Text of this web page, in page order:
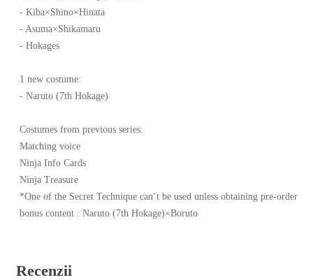
- Kiba×Shino×Hinata
- Asuma×Shikamaru
- Hokages
1 new costume:
- Naruto (7th Hokage)
Costumes from previous series:
Matching voice
Ninja Info Cards
Ninja Treasure
*One of the Secret Technique can’t be used unless obtaining pre-order
bonus content : Naruto (7th Hokage)×Boruto
Recenzii